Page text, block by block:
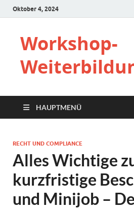
Oktober 4, 2024
Workshop-
HAUPTMENÜ
RECHT UND COMPLIANCE
Alles Wichtige
kurzfristige
und Minijob –